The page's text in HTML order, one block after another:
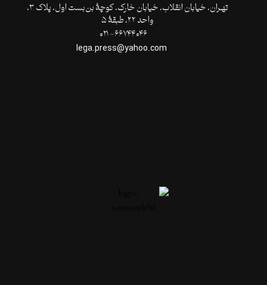
تهـران،‌ خیابان انقلاب، خیابان خارک، کوچۀ بن‌بست اول، پلاک ۳،
واحد ۲۲، طبقۀ ۵